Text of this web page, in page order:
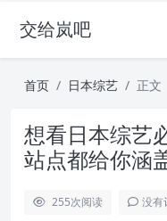
交给岚吧
首页 日本综艺 正文
想看日本综艺
站点都给你涵
255次阅读 没有